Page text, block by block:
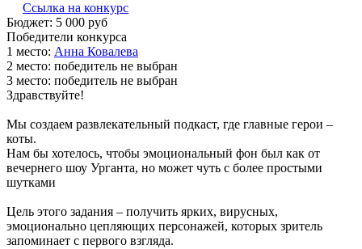
Ссылка на конкурс
Бюджет: 5 000 руб
Победители конкурса
1 место: Ан­на Ко­вале­ва
2 место: победитель не выбран
3 место: победитель не выбран
Здравствуйте!
Мы создаем развлекательный подкаст, где главные герои –
коты.
Нам бы хотелось, чтобы эмоциональный фон был как от
вечернего шоу Урганта, но может чуть с более простыми
шутками
Цель этого задания – получить ярких, вирусных,
эмоционально цепляющих персонажей, которых зритель
запоминает с первого взгляда.